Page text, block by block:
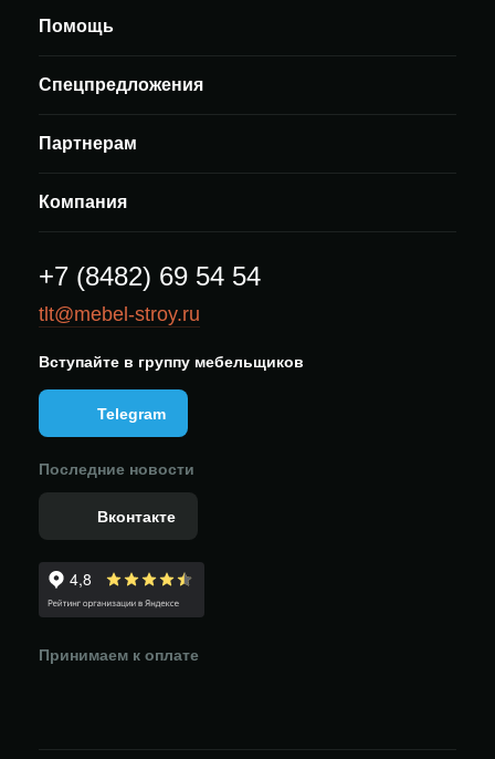
Помощь
Спецпредложения
Партнерам
Компания
+7 (8482) 69 54 54
tlt@mebel-stroy.ru
Вступайте в группу мебельщиков
Telegram
Последние новости
Вконтакте
Принимаем к оплате